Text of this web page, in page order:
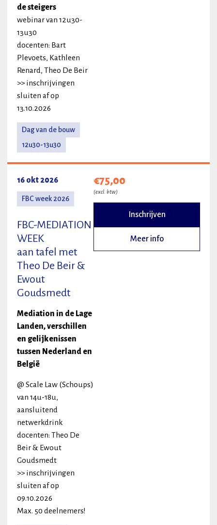
de steigers
webinar van 12u30-
13u30
docenten: Bart
Plevoets, Kathleen
Renard, Theo De Beir
>> inschrijvingen
sluiten af op
13.10.2026
Dag van de bouw
12u30-13u30
16 okt 2026
FBC week 2026
FBC-MEDIATION
WEEK
aan tafel met
Theo De Beir &
Ewout
Goudsmedt
Mediation in de Lage
Landen, verschillen
en gelijkenissen
tussen Nederland en
België
@ Scale Law (Schoups)
van 14u-18u,
aansluitend
netwerkdrink
docenten: Theo De
Beir & Ewout
Goudsmedt
>> inschrijvingen
sluiten af op
09.10.2026
Max. 50 deelnemers!
€75,00
(excl. btw)
Inschrijven
Meer info